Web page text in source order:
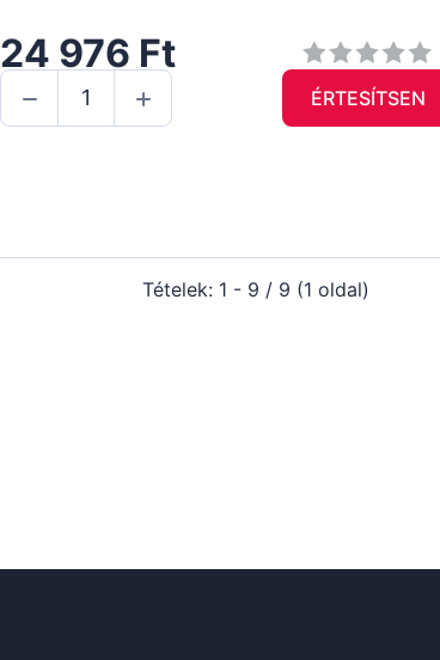
24 976 Ft
ÉRTESÍTSEN
Tételek: 1 - 9 / 9 (1 oldal)